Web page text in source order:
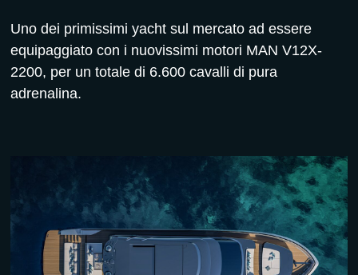
Uno dei primissimi yacht sul mercato ad essere
equipaggiato con i nuovissimi motori MAN V12X-
2200, per un totale di 6.600 cavalli di pura
adrenalina.